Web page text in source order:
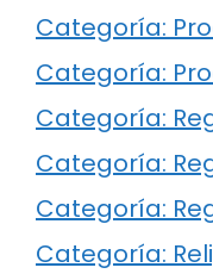
Categoría:
Categoría:
Categoría:
Categoría:
Categoría:
Categoría: